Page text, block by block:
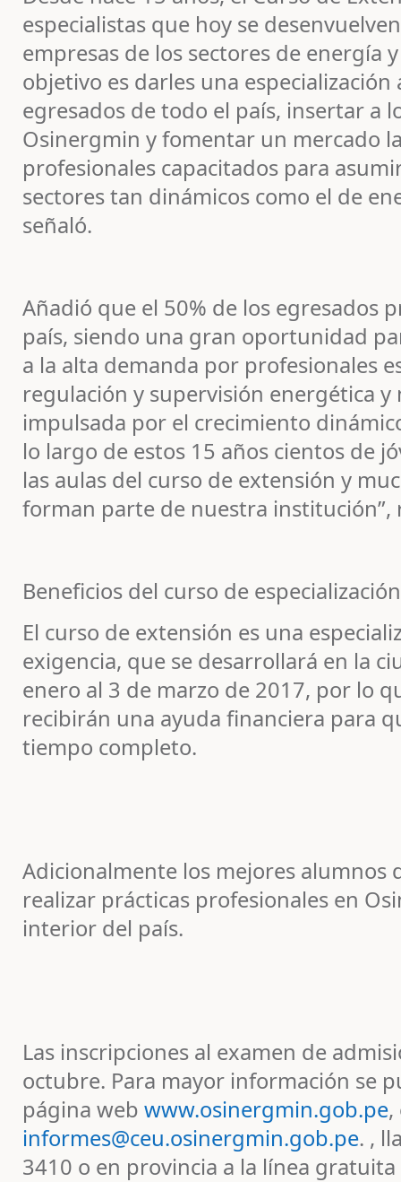
especialistas que hoy se
empresas de los sectores de energía
objetivo es darles una especialización
egresados de todo el país, insertar a
Osinergmin y fomentar un mercado
profesionales capacitados para
sectores tan dinámicos como el de
señaló.
Añadió que el 50% de los egresados
país, siendo una gran oportunidad
a la alta demanda por profesionales
regulación y supervisión energética y
impulsada por el crecimiento
lo largo de estos 15 años cientos de
las aulas del curso de extensión y
forman parte de nuestra institución”,
Beneficios del curso de especialización
El curso de extensión es una
exigencia, que se desarrollará en la
enero al 3 de marzo de 2017, por lo
recibirán una ayuda financiera para
tiempo completo.
Adicionalmente los mejores alumnos
realizar prácticas profesionales en
interior del país.
Las inscripciones al examen de
octubre. Para mayor información se
página web www.osinergmin.gob.pe,
informes@ceu.osinergmin.gob.pe. ,
3410 o en provincia a la línea